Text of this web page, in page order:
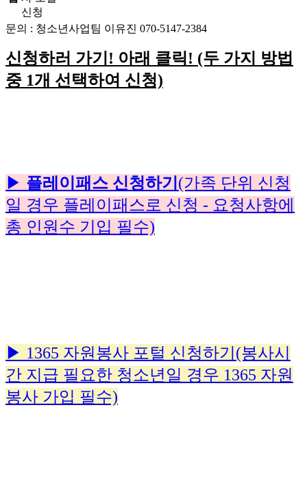
신청
문의 : 청소년사업팀 이유진 070-5147-2384
신청하러 가기! 아래 클릭! (두 가지 방법
중 1개 선택하여 신청)
▶ 플레이패스 신청하기 (가족 단위 신청
일 경우 플레이패스로 신청 - 요청사항에
총 인원수 기입 필수)
▶ 1365 자원봉사 포털 신청하기 (봉사시
간 지급 필요한 청소년일 경우 1365 자원
봉사 가입 필수)